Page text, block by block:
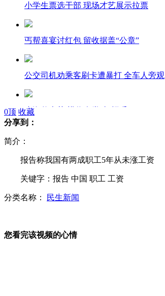
小学生票选干部 现场才艺展示拉票
丐帮喜宴讨红包 留收据盖“公章”
公交司机劝乘客刷卡遭暴打 全车人旁观
小海豹卖萌 模仿人类“打招呼”
黄晓明现场下跪拜师周润发
女子高跟鞋卡住刹车 连撞三车
0顶 收藏
分享到：
简介：
报告称我国有两成职工5年从未涨工资
关键字：报告 中国 职工 工资
分类名称： 民生新闻
您看完该视频的心情